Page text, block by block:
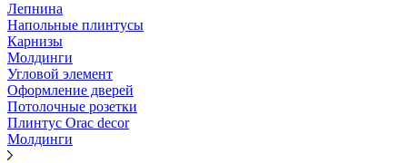
Лепнина
Напольные плинтусы
Карнизы
Молдинги
Угловой элемент
Оформление дверей
Потолочные розетки
Плинтус Orac decor
Молдинги